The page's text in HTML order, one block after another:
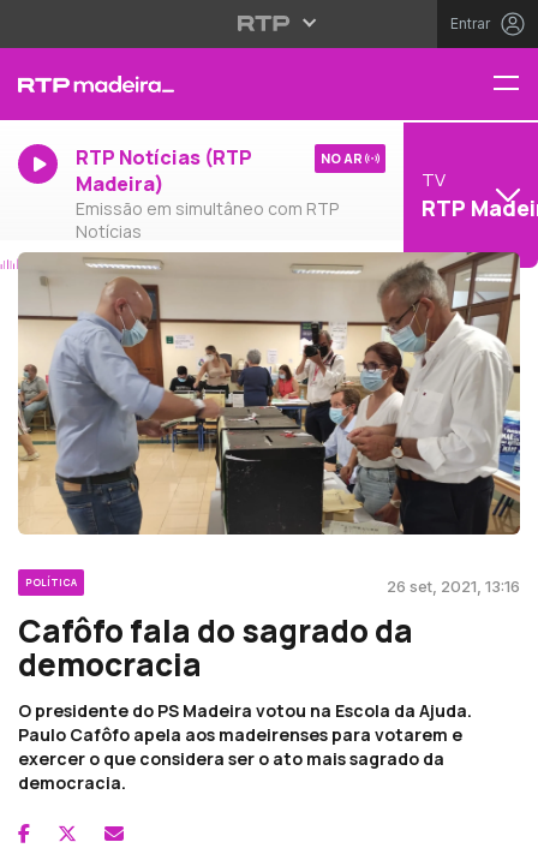
Entrar
RTP Notícias (RTP
Madeira)
Emissão em simultâneo com RTP
Notícias
NO AR
TV
RTP
POLÍTICA 26 set, 2021, 13:16
Cafôfo fala do sagrado da
democracia
O presidente do PS Madeira votou na Escola da Ajuda.
Paulo Cafôfo apela aos madeirenses para votarem e
exercer o que considera ser o ato mais sagrado da
democracia.